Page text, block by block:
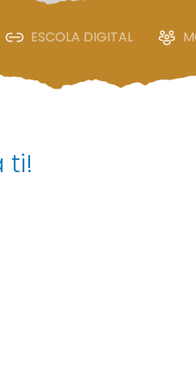
ESCOLA DIGITAL
ti!